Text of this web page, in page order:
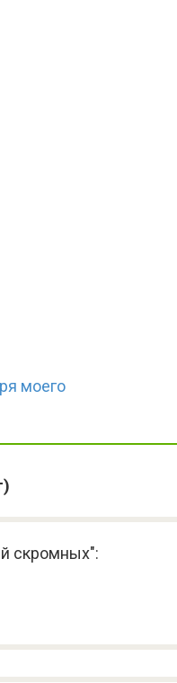
моего
скромных":